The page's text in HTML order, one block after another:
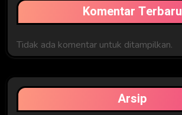
Komentar Terbaru
Tidak ada komentar untuk ditampilkan.
Arsip